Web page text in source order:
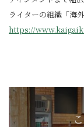
ライターの組織「海
https://